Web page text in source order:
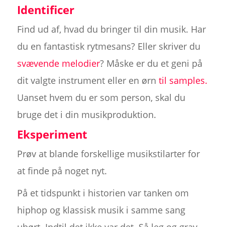
Identificer
Find ud af, hvad du bringer til din musik. Har
du en fantastisk rytmesans? Eller skriver du
svævende melodier? Måske er du et geni på
dit valgte instrument eller en ørn til samples.
Uanset hvem du er som person, skal du
bruge det i din musikproduktion.
Eksperiment
Prøv at blande forskellige musikstilarter for
at finde på noget nyt.
På et tidspunkt i historien var tanken om
hiphop og klassisk musik i samme sang